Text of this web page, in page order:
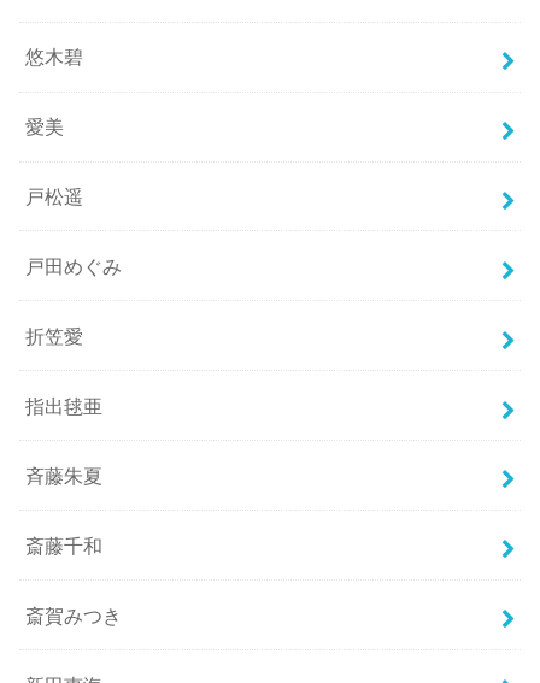
悠木碧
愛美
戸松遥
戸田めぐみ
折笠愛
指出毬亜
斉藤朱夏
斎藤千和
斎賀みつき